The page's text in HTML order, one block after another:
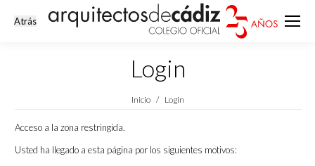
Login
Estás aquí:
Inicio Login
Acceso a la zona restringida.
Usted ha llegado a esta página por los siguientes motivos: